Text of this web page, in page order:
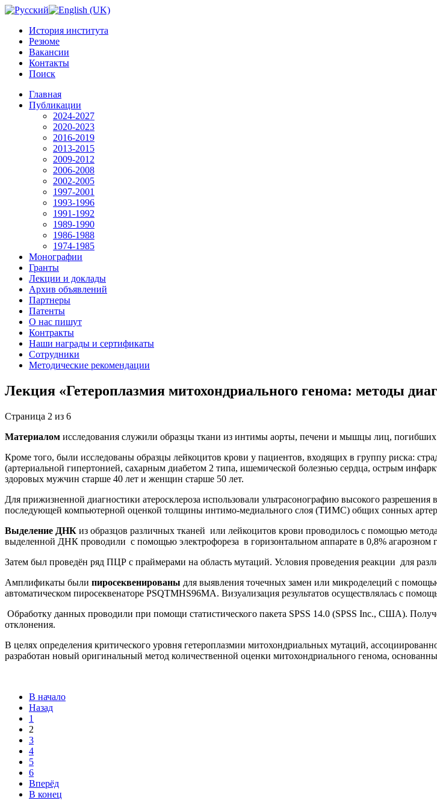
История института
Резюме
Вакансии
Контакты
Поиск
Главная
Публикации
2024-2027
2020-2023
2016-2019
2013-2015
2009-2012
2006-2008
2002-2005
1997-2001
1993-1996
1991-1992
1989-1990
1986-1988
1974-1985
Монографии
Гранты
Лекции и доклады
Архив объявлений
Партнеры
Патенты
О нас пишут
Контракты
Наши награды и сертификаты
Сотрудники
Методические рекомендации
Лекция «Гетероплазмия митохондриального генома: методы
Страница 2 из 6
Материалом исследования служили образцы ткани из интимы аорты, печени и мышцы лиц, погибших
Кроме того, были исследованы образцы лейкоцитов крови у пациентов, входящих в группу риска:
(артериальной гипертонией, сахарным диабетом 2 типа, ишемической болезнью сердца, острым
здоровых мужчин старше 40 лет и женщин старше 50 лет.
Для прижизненной диагностики атеросклероза использовали ультрасонографию высокого
последующей компьютерной оценкой толщины интимо-медиального слоя (ТИМС) общих сонных
Выделение ДНК из образцов различных тканей или лейкоцитов крови проводилось с помощью
выделенной ДНК проводили с помощью электрофореза в горизонтальном аппарате в 0,8% агарозном
Затем был проведён ряд ПЦР с праймерами на область мутаций. Условия проведения реакции для
Амплификаты были пиросеквенированы для выявления точечных замен или микроделеций с
автоматическом пиросеквенаторе PSQTMHS96MA. Визуализация результатов осуществлялась с
Обработку данных проводили при помощи статистического пакета SPSS 14.0 (SPSS Inc., США).
отклонения.
В целях определения критического уровня гетероплазмии митохондриальных мутаций,
разработан новый оригинальный метод количественной оценки митохондриального генома,
В начало
Назад
1
2
3
4
5
6
Вперёд
В конец